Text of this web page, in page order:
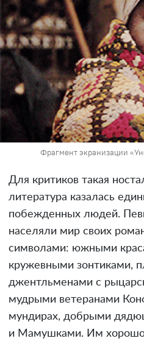
Фрагмент экранизации
Для критиков такая
литература казалась
побежденных людей.
населяли мир своих
символами: южными
кружевными зонтиками,
джентльменами с
мудрыми ветеранами
мундирах, добрыми
и Мамушками. Им хорошо